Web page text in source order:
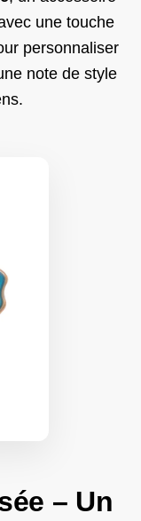
une touche
personnaliser
note de style
– Un